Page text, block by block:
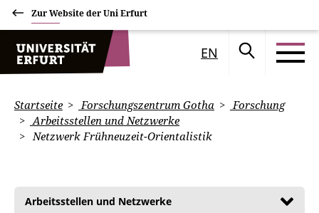
Zur Website der Uni Erfurt
EN
Startseite Forschungszentrum Gotha
Forschung
Arbeitsstellen und Netzwerke
Netzwerk Frühneuzeit-Orientalistik
Arbeitsstellen und Netzwerke